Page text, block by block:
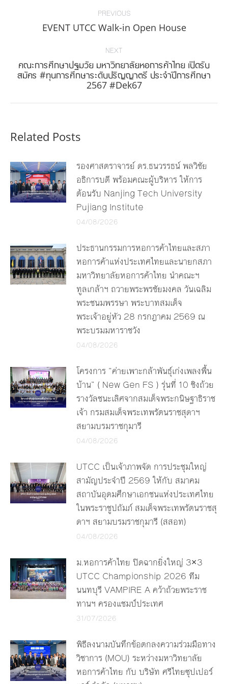
PREVIOUS
Previous
EVENT UTCC Walk-in Open House
NEXT
Next
post:
คณะการศึกษาปฐมวัย มหาวิทยาลัยหอการค้าไทย เปิดรับ
สมัคร #ทุนการศึกษาระดับปริญญาตรี ประจำปีการศึกษา
2567 #Dek67
Related Posts
รองศาสตราจารย์ ดร.ธนวรรธน์ พลวิชัย
อธิการบดี พร้อมคณะผู้บริหาร ให้การ
ต้อนรับ Nanjing Tech University
Pujiang Institute
04/08/2026
ประธานกรรมการหอการค้าไทยและสภา
หอการค้าแห่งประเทศไทยและนายกสภา
มหาวิทยาลัยหอการค้าไทย นำคณะฯ
ทูลเกล้าฯ ถวายพระพรชัยมงคล วันเฉลิม
พระชนมพรรษา พระบาทสมเด็จ
พระเจ้าอยู่หัว 28 กรกฎาคม 2569 ณ
พระบรมมหาราชวัง
04/08/2026
โครงการ “ค่ายเพาะกล้าพันธุ์เก่งเพลงพื้น
บ้าน” ( New Gen FS ) รุ่นที่ 10 ชิงถ้วย
รางวัลชนะเลิศจากสมเด็จพระกนิษฐาธิราช
เจ้า กรมสมเด็จพระเทพรัตนราชสุดาฯ
สยามบรมราชกุมารี
04/08/2026
UTCC เป็นเจ้าภาพจัด การประชุมใหญ่
สามัญประจำปี 2569 ให้กับ สมาคม
สถาบันอุดมศึกษาเอกชนแห่งประเทศไทย
ในพระราชูปถัมภ์ สมเด็จพระเทพรัตนราชสุ
ดาฯ สยามบรมราชกุมารี (สสอท)
04/08/2026
ม.หอการค้าไทย ปิดฉากยิ่งใหญ่ 3×3
UTCC Championship 2026 ทีม
นนทบุรี VAMPIRE A คว้าถ้วยพระราช
ทานฯ ครองแชมป์ประเทศ
31/07/2026
พิธีลงนามบันทึกข้อตกลงความร่วมมือทาง
วิชาการ (MOU) ระหว่างมหาวิทยาลัย
หอการค้าไทย กับ บริษัท ศรีไทยซุปเปอร์